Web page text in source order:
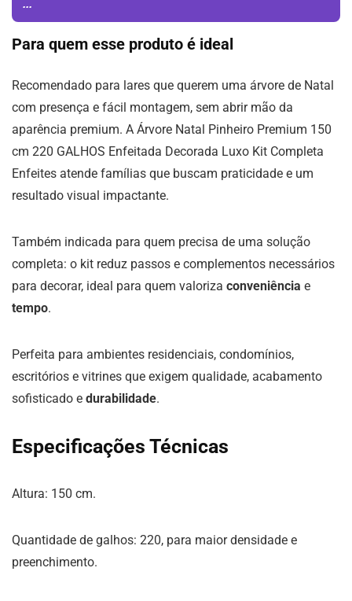
...
Para quem esse produto é ideal
Recomendado para lares que querem uma árvore de Natal
com presença e fácil montagem, sem abrir mão da
aparência premium. A Árvore Natal Pinheiro Premium 150
cm 220 GALHOS Enfeitada Decorada Luxo Kit Completa
Enfeites atende famílias que buscam praticidade e um
resultado visual impactante.
Também indicada para quem precisa de uma solução
completa: o kit reduz passos e complementos necessários
para decorar, ideal para quem valoriza conveniência e
tempo.
Perfeita para ambientes residenciais, condomínios,
escritórios e vitrines que exigem qualidade, acabamento
sofisticado e durabilidade.
Especificações Técnicas
Altura: 150 cm.
Quantidade de galhos: 220, para maior densidade e
preenchimento.